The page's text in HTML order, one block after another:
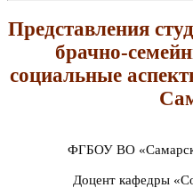
Представления
брачно-
социальные
ФГБОУ ВО
Доцент кафедры